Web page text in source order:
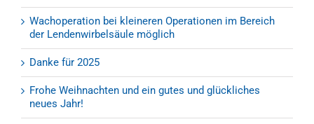
Wachoperation bei kleineren Operationen im Bereich
der Lendenwirbelsäule möglich
Danke für 2025
Frohe Weihnachten und ein gutes und glückliches
neues Jahr!